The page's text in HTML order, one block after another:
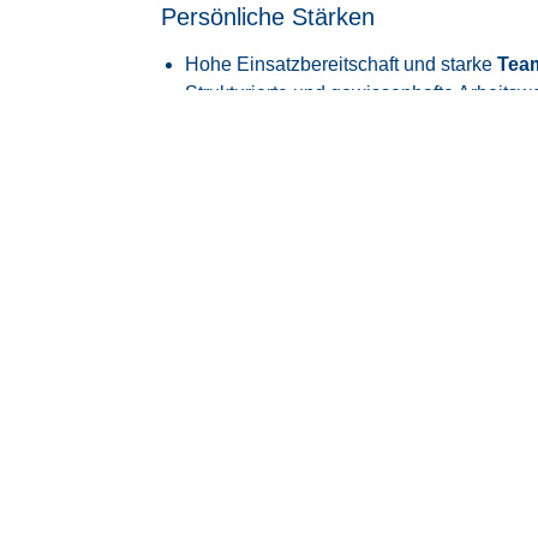
Persönliche Stärken
Hohe Einsatzbereitschaft und starke
Strukturierte und gewissenhafte